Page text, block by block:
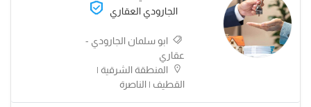
الجارودي العقاري
ابو سلمان الجارودي -
عقاري
المنطقة الشرقية |
القطيف | الناصرة